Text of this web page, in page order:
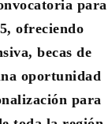
para
ofreciendo
becas de
oportunidad
para